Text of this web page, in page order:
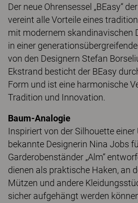
Der neue Ohrensessel „BEasy“
vereint alle Vorteile eines
mit modernem skandinavischen
in einer
von den Designern Stefan
Ekstrand besticht der BEasy
Form und ist eine harmonische
Tradition und Innovation.
Baum-Analogie
Inspiriert von der Silhouette einer
bekannte Designerin Nina Jobs
Garderobenständer „Alm“
dienen als praktische Haken, an
Mützen und andere
sicher aufgehängt werden